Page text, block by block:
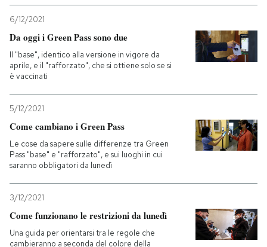
6/12/2021
Da oggi i Green Pass sono due
Il "base", identico alla versione in vigore da
aprile, e il "rafforzato", che si ottiene solo se si
è vaccinati
5/12/2021
Come cambiano i Green Pass
Le cose da sapere sulle differenze tra Green
Pass "base" e "rafforzato", e sui luoghi in cui
saranno obbligatori da lunedì
3/12/2021
Come funzionano le restrizioni da lunedì
Una guida per orientarsi tra le regole che
cambieranno a seconda del colore della